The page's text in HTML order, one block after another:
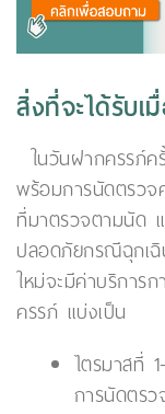
สิ่งที่จะได้รับ
ในวันฝากครรภ์ค
พร้อมการนัดตรว
ที่มาตรวจตามนัด
ปลอดภัยกรณีฉุกเ
ใหม่จะมีค่าบริการ
ครรภ์ แบ่งเป็น
ไตรมาสที่
การนัดตร